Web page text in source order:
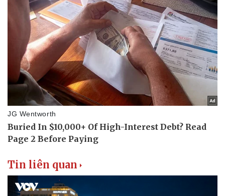
Nhi khoa
Nam khoa
Làm đẹp - giảm cân
Phòng mạch online
Ăn sạch sống khỏe
Tin liên quan